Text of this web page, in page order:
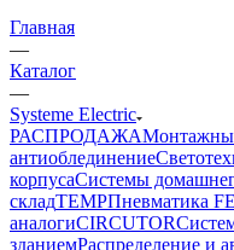
Главная
—
Каталог
—
Systeme Electric
РАСПРОДАЖА
антиоблединение
корпусаСистемы
складTEMPПневматика
аналогиCIRCUTOR
зданиемРаспределение и